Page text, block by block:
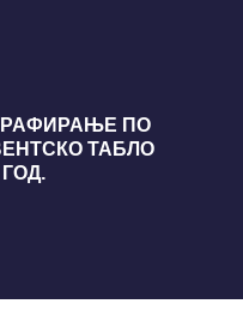
ПО
ТАБЛО
ГОД.